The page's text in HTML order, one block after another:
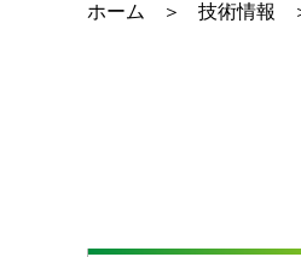
ホーム 技術情報